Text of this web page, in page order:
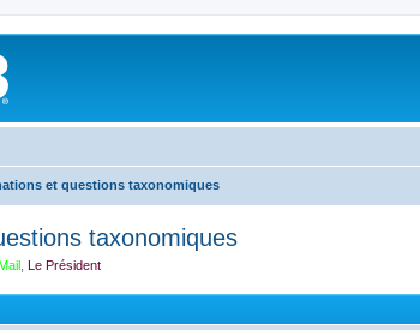
et questions taxonomiques
taxonomiques
Le Président